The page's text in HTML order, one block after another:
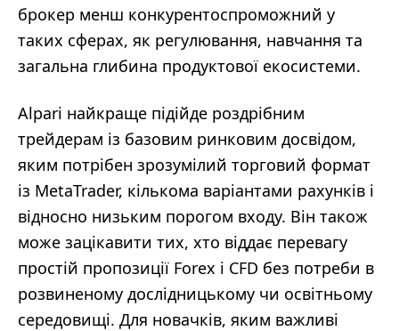
брокер менш конкурентоспроможний у
таких сферах, як регулювання, навчання та
загальна глибина продуктової екосистеми.
Alpari найкраще підійде роздрібним
трейдерам із базовим ринковим досвідом,
яким потрібен зрозумілий торговий формат
із MetaTrader, кількома варіантами рахунків і
відносно низьким порогом входу. Він також
може зацікавити тих, хто віддає перевагу
простій пропозиції Forex і CFD без потреби в
розвиненому дослідницькому чи освітньому
середовищі. Для новачків, яким важливі